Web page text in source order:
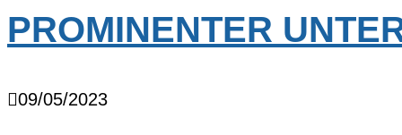
PROMINENTER
09/05/2023